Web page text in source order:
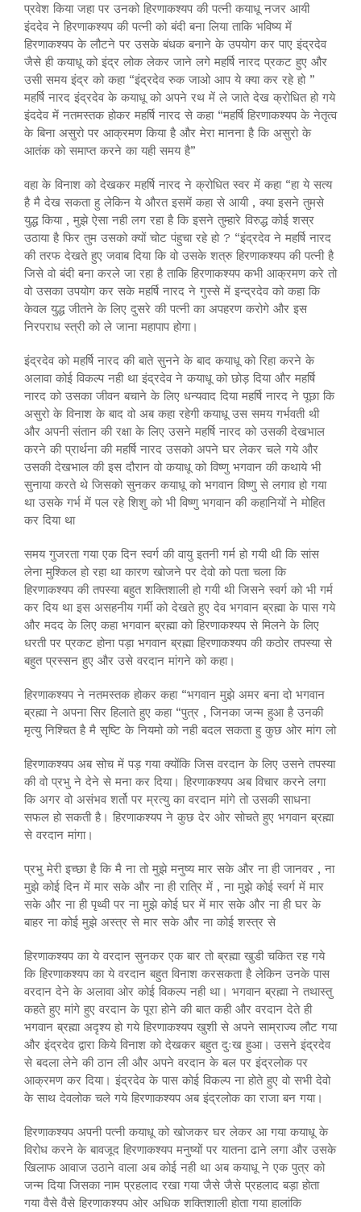
प्रवेश किया जहा पर उनको हिरणाकश्यप की पत्नी कयाधू नजर आयी
इंददेव ने हिरणाकश्यप की पत्नी को बंदी बना लिया ताकि भविष्य में
हिरणाकश्यप के लौटने पर उसके बंधक बनाने के उपयोग कर पाए इंद्रदेव
जैसे ही कयाधू को इंद्र लोक लेकर जाने लगे महर्षि नारद प्रकट हुए और
उसी समय इंद्र को कहा “इंद्रदेव रुक जाओ आप ये क्या कर रहे हो ”
महर्षि नारद इंद्रदेव के कयाधू को अपने रथ में ले जाते देख क्रोधित हो गये
इंददेव में नतमस्तक होकर महर्षि नारद से कहा “महर्षि हिरणाकश्यप के नेतृत्व
के बिना असुरो पर आक्रमण किया है और मेरा मानना है कि असुरो के
आतंक को समाप्त करने का यही समय है”
वहा के विनाश को देखकर महर्षि नारद ने क्रोधित स्वर में कहा “हा ये सत्य
है मै देख सकता हु लेकिन ये औरत इसमें कहा से आयी , क्या इसने तुमसे
युद्ध किया , मुझे ऐसा नही लग रहा है कि इसने तुम्हारे विरुद्ध कोई शस्र
उठाया है फिर तुम उसको क्यों चोट पंहुचा रहे हो ? “इंद्रदेव ने महर्षि नारद
की तरफ देखते हुए जवाब दिया कि वो उसके शत्रु हिरणाकश्यप की पत्नी है
जिसे वो बंदी बना करले जा रहा है ताकि हिरणाकश्यप कभी आक्रमण करे तो
वो उसका उपयोग कर सके महर्षि नारद ने गुस्से में इन्द्रदेव को कहा कि
केवल युद्ध जीतने के लिए दुसरे की पत्नी का अपहरण करोगे और इस
निरपराध स्त्री को ले जाना महापाप होगा।
इंद्रदेव को महर्षि नारद की बाते सुनने के बाद कयाधू को रिहा करने के
अलावा कोई विकल्प नही था इंद्रदेव ने कयाधू को छोड़ दिया और महर्षि
नारद को उसका जीवन बचाने के लिए धन्यवाद दिया महर्षि नारद ने पूछा कि
असुरो के विनाश के बाद वो अब कहा रहेगी कयाधू उस समय गर्भवती थी
और अपनी संतान की रक्षा के लिए उसने महर्षि नारद को उसकी देखभाल
करने की प्रार्थना की महर्षि नारद उसको अपने घर लेकर चले गये और
उसकी देखभाल की इस दौरान वो कयाधू को विष्णु भगवान की कथाये भी
सुनाया करते थे जिसको सुनकर कयाधू को भगवान विष्णु से लगाव हो गया
था उसके गर्भ में पल रहे शिशु को भी विष्णु भगवान की कहानियों ने मोहित
कर दिया था
समय गुजरता गया एक दिन स्वर्ग की वायु इतनी गर्म हो गयी थी कि सांस
लेना मुश्किल हो रहा था कारण खोजने पर देवो को पता चला कि
हिरणाकश्यप की तपस्या बहुत शक्तिशाली हो गयी थी जिसने स्वर्ग को भी गर्म
कर दिय था इस असहनीय गर्मी को देखते हुए देव भगवान ब्रह्मा के पास गये
और मदद के लिए कहा भगवान ब्रह्मा को हिरणाकश्यप से मिलने के लिए
धरती पर प्रकट होना पड़ा भगवान ब्रह्मा हिरणाकश्यप की कठोर तपस्या से
बहुत प्रस्सन हुए और उसे वरदान मांगने को कहा।
हिरणाकश्यप ने नतमस्तक होकर कहा “भगवान मुझे अमर बना दो भगवान
ब्रह्मा ने अपना सिर हिलाते हुए कहा “पुत्र , जिनका जन्म हुआ है उनकी
मृत्यु निश्चित है मै सृष्टि के नियमो को नही बदल सकता हु कुछ ओर मांग लो
हिरणाकश्यप अब सोच में पड़ गया क्योंकि जिस वरदान के लिए उसने तपस्या
की वो प्रभु ने देने से मना कर दिया। हिरणाकश्यप अब विचार करने लगा
कि अगर वो असंभव शर्तो पर म्रत्यु का वरदान मांगे तो उसकी साधना
सफल हो सकती है। हिरणाकश्यप ने कुछ देर ओर सोचते हुए भगवान ब्रह्मा
से वरदान मांगा।
प्रभु मेरी इच्छा है कि मै ना तो मुझे मनुष्य मार सके और ना ही जानवर , ना
मुझे कोई दिन में मार सके और ना ही रात्रि में , ना मुझे कोई स्वर्ग में मार
सके और ना ही पृथ्वी पर ना मुझे कोई घर में मार सके और ना ही घर के
बाहर ना कोई मुझे अस्त्र से मार सके और ना कोई शस्त्र से
हिरणाकश्यप का ये वरदान सुनकर एक बार तो ब्रह्मा खुडी चकित रह गये
कि हिरणाकश्यप का ये वरदान बहुत विनाश करसकता है लेकिन उनके पास
वरदान देने के अलावा ओर कोई विकल्प नही था। भगवान ब्रह्मा ने तथास्तु
कहते हुए मांगे हुए वरदान के पूरा होने की बात कही और वरदान देते ही
भगवान ब्रह्मा अदृश्य हो गये हिरणाकश्यप खुशी से अपने साम्राज्य लौट गया
और इंद्रदेव द्वारा किये विनाश को देखकर बहुत दुःख हुआ। उसने इंद्रदेव
से बदला लेने की ठान ली और अपने वरदान के बल पर इंद्रलोक पर
आक्रमण कर दिया। इंद्रदेव के पास कोई विकल्प ना होते हुए वो सभी देवो
के साथ देवलोक चले गये हिरणाकश्यप अब इंद्रलोक का राजा बन गया।
हिरणाकश्यप अपनी पत्नी कयाधू को खोजकर घर लेकर आ गया कयाधू के
विरोध करने के बावजूद हिरणाकश्यप मनुष्यों पर यातना ढाने लगा और उसके
खिलाफ आवाज उठाने वाला अब कोई नही था अब कयाधू ने एक पुत्र को
जन्म दिया जिसका नाम प्रहलाद रखा गया जैसे जैसे प्रहलाद बड़ा होता
गया वैसे वैसे हिरणाकश्यप ओर अधिक शक्तिशाली होता गया हालांकि